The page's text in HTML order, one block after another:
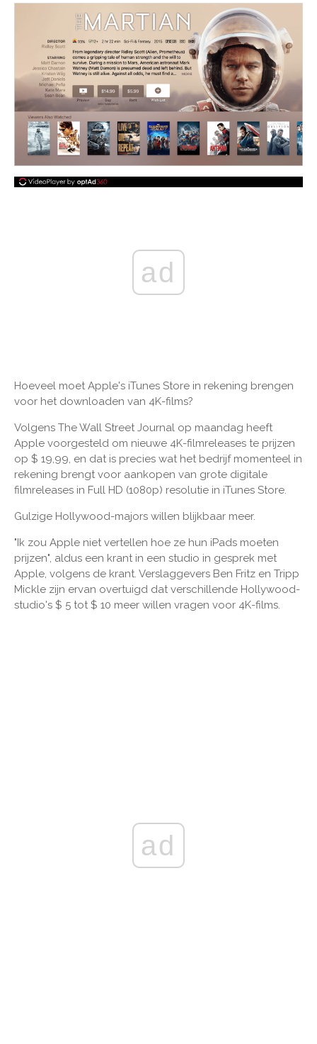
ad
Hoeveel moet Apple's iTunes Store in rekening brengen
voor het downloaden van 4K-films?
Volgens The Wall Street Journal op maandag heeft
Apple voorgesteld om nieuwe 4K-filmreleases te prijzen
op $ 19,99, en dat is precies wat het bedrijf momenteel in
rekening brengt voor aankopen van grote digitale
filmreleases in Full HD (1080p) resolutie in iTunes Store.
Gulzige Hollywood-majors willen blijkbaar meer.
"Ik zou Apple niet vertellen hoe ze hun iPads moeten
prijzen", aldus een krant in een studio in gesprek met
Apple, volgens de krant. Verslaggevers Ben Fritz en Tripp
Mickle zijn ervan overtuigd dat verschillende Hollywood-
studio's $ 5 tot $ 10 meer willen vragen voor 4K-films.
ad